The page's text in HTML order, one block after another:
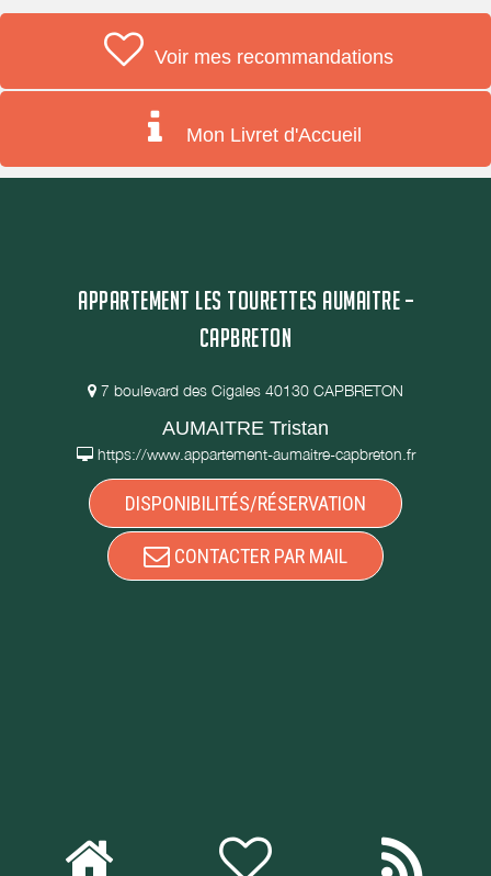
Voir mes recommandations
Mon Livret d'Accueil
APPARTEMENT LES TOURETTES AUMAITRE –
CAPBRETON
7 boulevard des Cigales 40130 CAPBRETON
AUMAITRE Tristan
https://www.appartement-aumaitre-capbreton.fr
DISPONIBILITÉS/RÉSERVATION
CONTACTER PAR MAIL